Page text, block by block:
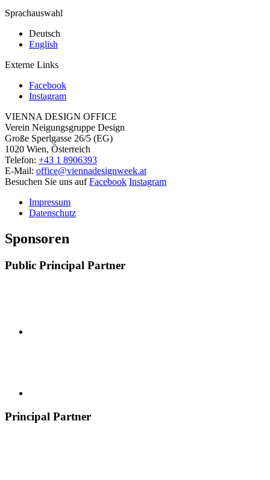
Sprachauswahl
Deutsch
English
Externe Links
Facebook
Instagram
VIENNA DESIGN OFFICE
Verein Neigungsgruppe Design
Große Sperlgasse 26/5 (EG)
1020 Wien, Österreich
Telefon: +43 1 8906393
E-Mail: office@viennadesignweek.at
Besuchen Sie uns aufFacebook Instagram
Impressum
Datenschutz
Sponsoren
Public Principal Partner
Principal Partner